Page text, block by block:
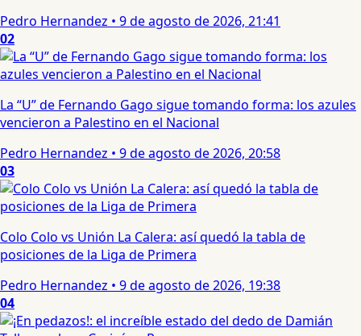
Pedro Hernandez • 9 de agosto de 2026, 21:41
02
La “U” de Fernando Gago sigue tomando forma: los azules
vencieron a Palestino en el Nacional
Pedro Hernandez • 9 de agosto de 2026, 20:58
03
Colo Colo vs Unión La Calera: así quedó la tabla de
posiciones de la Liga de Primera
Pedro Hernandez • 9 de agosto de 2026, 19:38
04